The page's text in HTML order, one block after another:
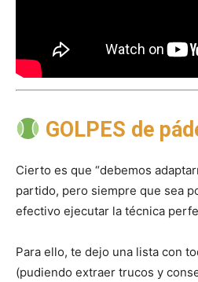
GOLPES de
Cierto es que “debemos
partido, pero siempre que sea
efectivo ejecutar la técnica
Para ello, te dejo una lista con
(pudiendo extraer trucos y